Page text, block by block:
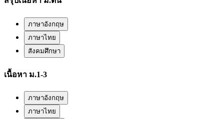
ภาษาอังกฤษ
ภาษาไทย
สังคมศึกษา
เนื้อหา ม.1-3
ภาษาอังกฤษ
ภาษาไทย